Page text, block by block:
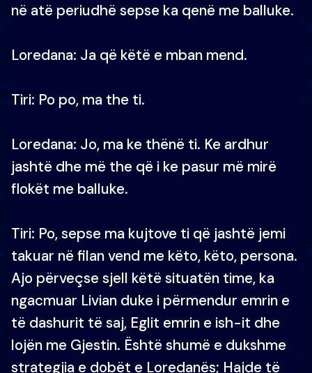
në atë periudhë sepse ka qenë me balluke.
Loredana: Ja që këtë e mban mend.
Tiri: Po po, ma the ti.
Loredana: Jo, ma ke thënë ti. Ke ardhur
jashtë dhe më the që i ke pasur më mirë
flokët me balluke.
Tiri: Po, sepse ma kujtove ti që jashtë jemi
takuar në filan vend me këto, këto, persona.
Ajo përveçse sjell këtë situatën time, ka
ngacmuar Livian duke i përmendur emrin e
të dashurit të saj, Eglit emrin e ish-it dhe
lojën me Gjestin. Është shumë e dukshme
strategjia e dobët e Loredanës; Hajde të